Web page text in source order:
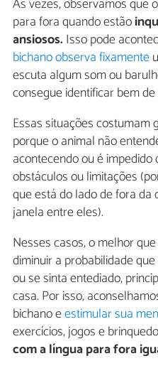
para fora quando estão
ansiosos.Isso pode
bichano observa fixamente
escuta algum som ou
consegue identificar bem
Essas situações costumam
porque o animal não
acontecendo ou é
obstáculos ou limitações
que está do lado de fora da
janela entre eles).
Nesses casos, o melhor
diminuir a probabilidade
ou se sinta entediado,
casa. Por isso,
bichano eestimular sua
exercícios, jogos e
com a língua para fora